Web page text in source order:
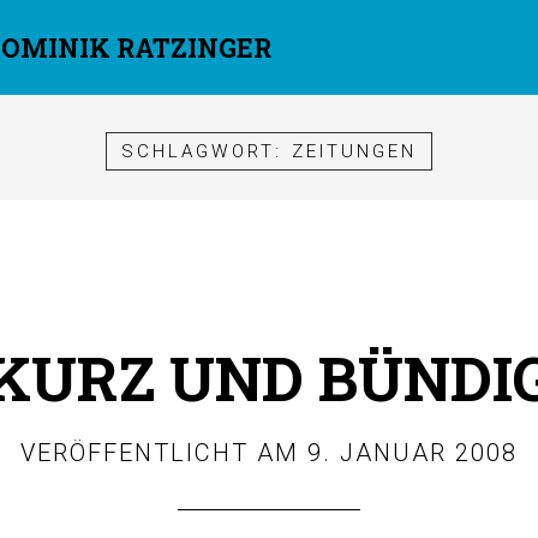
RATZINGER
SCHLAGWORT: ZEITUNGEN
UND
VERÖFFENTLICHT AM9. JANUAR 2008